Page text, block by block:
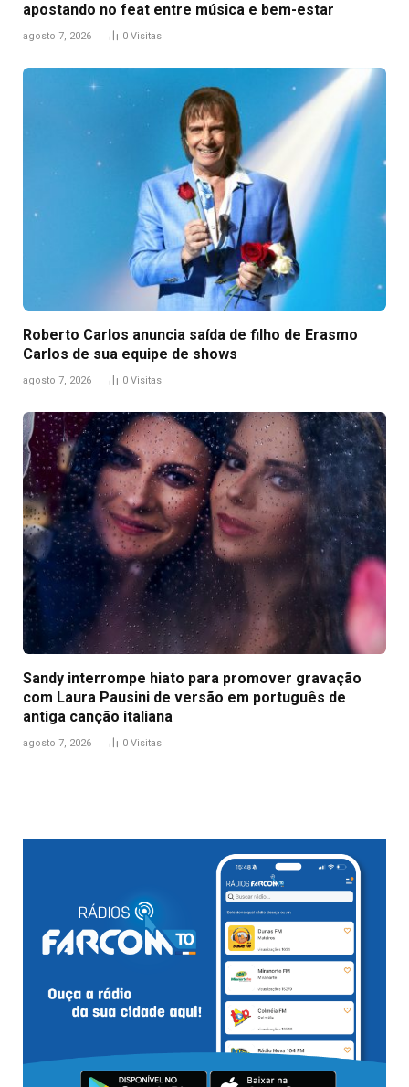
apostando no feat entre música e bem-estar
agosto 7, 2026 0 Visitas
Roberto Carlos anuncia saída de filho de Erasmo
Carlos de sua equipe de shows
agosto 7, 2026 0 Visitas
Sandy interrompe hiato para promover gravação
com Laura Pausini de versão em português de
antiga canção italiana
agosto 7, 2026 0 Visitas